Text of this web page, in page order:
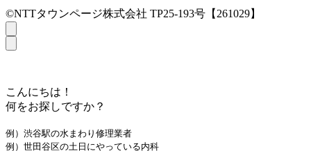
©NTTタウンページ株式会社 TP25-193号【261029】
こんにちは！
何をお探しですか？
例）渋谷駅の水まわり修理業者
例）世田谷区の土日にやっている内科